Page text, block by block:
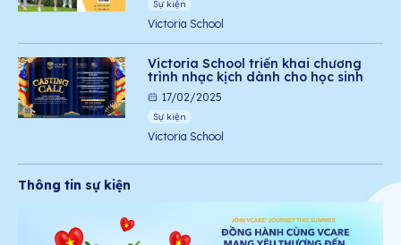
Sự kiện
Victoria School
Victoria School triển khai chương
trình nhạc kịch dành cho học sinh
17/02/2025
Sự kiện
Victoria School
Thông tin sự kiện